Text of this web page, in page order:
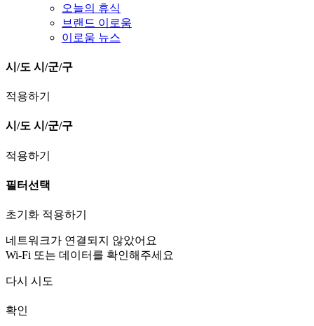
오늘의 휴식
브랜드 이로움
이로움 뉴스
시/도 시/군/구
적용하기
시/도 시/군/구
적용하기
필터선택
초기화 적용하기
네트워크가 연결되지 않았어요
Wi-Fi 또는 데이터를 확인해주세요
다시 시도
확인